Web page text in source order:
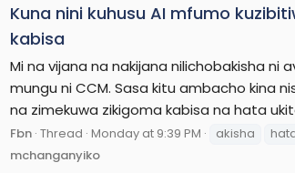
Kuna nini kuhusu AI mfumo
kabisa
Mi na vijana na nakijana nilichobakisha
mungu ni CCM. Sasa kitu ambacho kina
na zimekuwa zikigoma kabisa na hata
Fbn Thread Monday at 9:39 PM akisha
mchanganyiko